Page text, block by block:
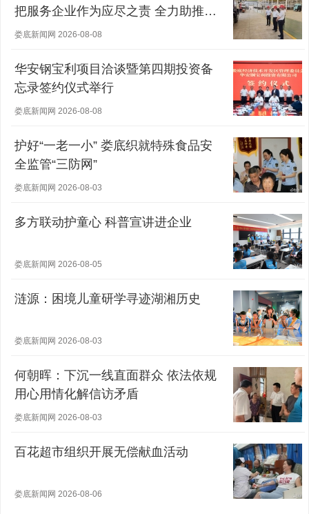
把服务企业作为应尽之责 全力助推经
营主体稳健发展
娄底新闻网 2026-08-08
华安钢宝利项目洽谈暨第四期投资备
忘录签约仪式举行
娄底新闻网 2026-08-08
护好“一老一小” 娄底织就特殊食品安
全监管“三防网”
娄底新闻网 2026-08-03
多方联动护童心 科普宣讲进企业
娄底新闻网 2026-08-05
涟源：困境儿童研学寻迹湖湘历史
娄底新闻网 2026-08-03
何朝晖：下沉一线直面群众 依法依规
用心用情化解信访矛盾
娄底新闻网 2026-08-03
百花超市组织开展无偿献血活动
娄底新闻网 2026-08-06